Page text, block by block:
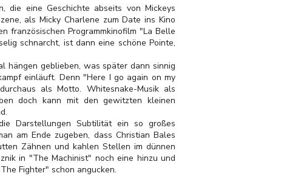
die eine Geschichte abseits von Mickeys
als Micky Charlene zum Date ins Kino
französischen Programmkinofilm "La Belle
schnarcht, ist dann eine schöne Pointe,
hängen geblieben, was später dann sinnig
einläuft. Denn "Here I go again on my
als Motto. Whitesnake-Musik als
doch kann mit den gewitzten kleinen
Darstellungen Subtilität ein so großes
am Ende zugeben, dass Christian Bales
Zähnen und kahlen Stellen im dünnen
in "The Machinist" noch eine hinzu und
Fighter" schon angucken.